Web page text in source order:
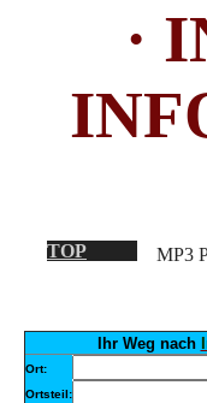
·
MP3
Ihr Weg nach
Ort:
Ortsteil: